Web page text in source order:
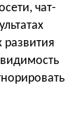
чат-
развития